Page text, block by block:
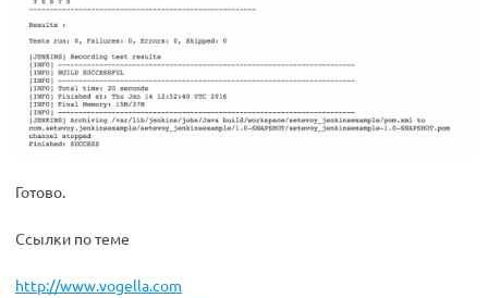
Готово.
Ссылки по теме
http://www.vogella.com